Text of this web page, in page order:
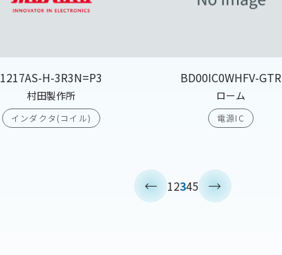
1217AS-H-3R3N=P3
村田製作所
インダクタ(コイル)
BD00IC0WHFV-GTR
ローム
電源IC
12345